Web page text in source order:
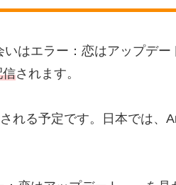
はエラー：恋はアップデー
信されます。
れる予定です。日本では、